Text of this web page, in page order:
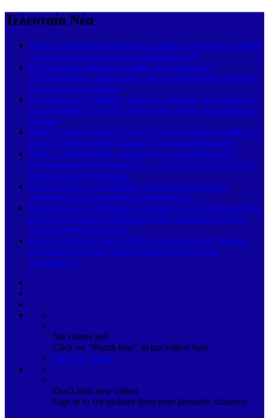
Τελευταία Νέα
Vesuvio: Η απόλυτη γεύση της ιταλικής κουζίνας στη Σκιάθο
– Στο λιμάνι, τώρα & στην Αγία Παρασκευή!
Εντυπωσιακή άφιξη στη Σκιάθο: Το Superyacht
ANASTASIA K κατέπλευσε από την Τουρκία & μαγνήτισε
τα βλέμματα στο λιμάνι
Ο πρόεδρος της ΝΙΚΗΣ, Δημήτρης Νατσιός, στην Τούμπα
για το ΠΑΟΚ-Άντερλεχτ: «Εκεί όπου χτυπά η ασπρόμαυρη
καρδιά»
ΝΙΚΗ κατά Ζαχαράκη: «Αγνοεί την ευρωπαϊκή καταδίκη &
κρατά χιλιάδες εκπαιδευτικούς σε εργασιακή ομηρία»
ΝΙΚΗ: «Εκατοντάδες εκατομμύρια στο AntiNero & η
Ελλάδα συνεχίζει να καίγεται» – Σκληρά ερωτήματα για τη
διαχείριση των κονδυλίων
Σκληρή επίθεση της ΝΙΚΗΣ για το μεταναστευτικό:
«Αποτροπή & όχι διαχείριση της εισβολής»
Παρασκευή 7 & Σάββατο 8 Αυγούστου: Ζωντανές μουσικές
βραδιές στο Carnayo Restaurant! Δύο μοναδικά live στο
Alkyon Hotel στη Σκιάθο
Σκιάθος-Μονακό: Νέα διεθνής συμμαχία για τον βιώσιμο
τουρισμό! Στο νησί η Διευθύντρια Τουρισμού του
Πριγκιπάτου
No videos yet!
Click on "Watch later" to put videos here
View all videos
Don't miss new videos
Sign in to see updates from your favourite channels